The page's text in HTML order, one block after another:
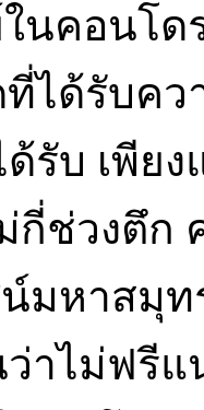
นคอนโ
ได้รับค
รับ เพีย
กี่ช่วงตึก
มหาสมุ
าไม่ฟรีแ